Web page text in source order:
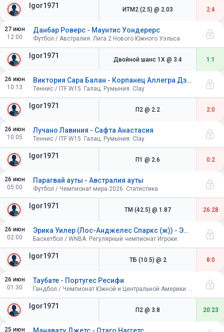
Igor1971 ИТМ2 (2.5) @ 2.03 2:4
27 июн
12:00
Igor1971
Данбар Роверс - Маунтис Уондерерс
Футбол / Австралия. Лига 2 Нового Южного Уэльса
Двойной шанс 1X @ 3.4 1:1
26 июн
10:13
Igor1971
Виктория Сара Балан - Корпанец Аллегра Дэвис
Теннис / ITF W15. Галац. Румыния. Clay
П2 @ 2.2 2:0
26 июн
10:05
Igor1971
Лучано Лавиния - Сафта Анастасия
Теннис / ITF W15. Галац. Румыния. Clay
П1 @ 2.6 0:2
26 июн
05:00
Igor1971
Парагвай ауты - Австралия ауты
Футбол / Чемпионат мира 2026. Статистика
ТМ (42.5) @ 1.87 26:28
26 июн
02:00
Igor1971
Эрика Уилер (Лос-Анджелес Спаркс (ж)) - Эрика Уилер (Лос-Анджелес Спаркс (ж))
Баскетбол / WNBA. Регулярный чемпионат Игроки
ТБ (10.5) @ 2 8:0
26 июн
01:30
Igor1971
Таубате - Португес Ресифи
Гандбол / Чемпионат Южной и Центральной Америки среди клубов. Мужчины. Парагвай
П2 @ 3.8 20:23
25 июн